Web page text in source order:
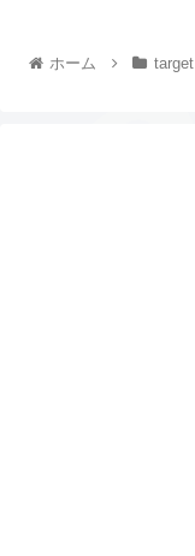
ホーム target